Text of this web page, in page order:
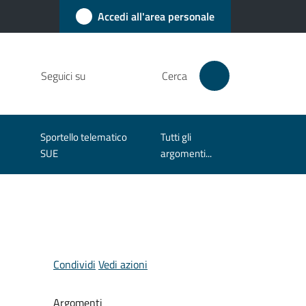
Accedi all'area personale
Seguici su Cerca
Sportello telematico
SUE
Tutti gli
argomenti...
Condividi Vedi azioni
Argomenti